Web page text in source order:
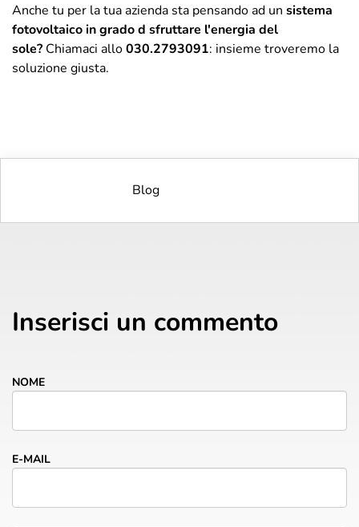
Anche tu per la tua azienda sta pensando ad un sistema
fotovoltaico in grado d sfruttare l'energia del
sole? Chiamaci allo030.2793091: insieme troveremo la
soluzione giusta.
Blog
Inserisci un commento
NOME
E-MAIL